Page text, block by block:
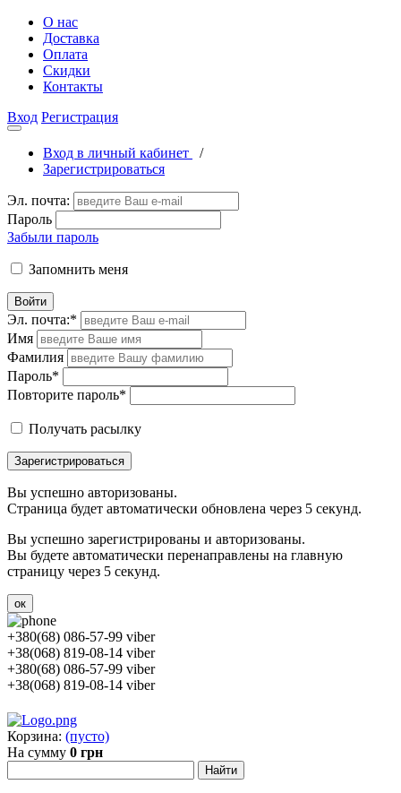
О нас
Доставка
Оплата
Скидки
Контакты
Вход Регистрация
Вход в личный кабинет
/
Зарегистрироваться
Эл. почта:
Пароль
Забыли пароль
Запомнить меня
Войти
Эл. почта:*
Имя
Фамилия
Пароль*
Повторите пароль*
Получать расылку
Зарегистрироваться
Вы успешно авторизованы.
Страница будет автоматически обновлена через 5 секунд.
Вы успешно зарегистрированы и авторизованы.
Вы будете автоматически перенаправлены на главную
страницу через 5 секунд.
ок
+380(68) 086-57-99 viber
+38(068) 819-08-14 viber
+380(68) 086-57-99 viber
+38(068) 819-08-14 viber
Корзина: (пусто)
На сумму 0 грн